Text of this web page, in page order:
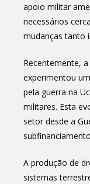
apoio militar
necessários
mudanças tanto
Recentemente,
experimentou
pela guerra na
militares. Esta
setor desde a
A produção de
sistemas